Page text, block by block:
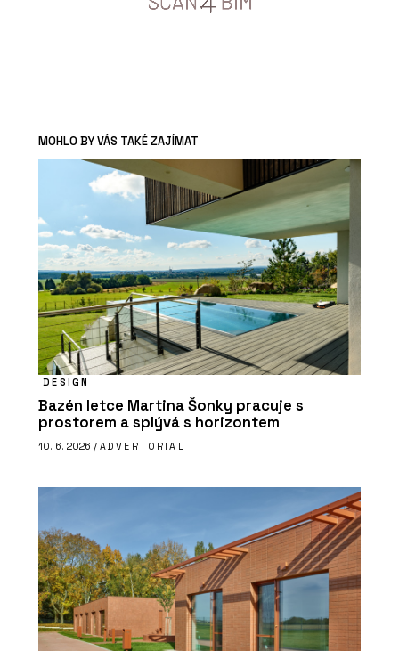
MOHLO BY VÁS TAKÉ ZAJÍMAT
DESIGN
Bazén letce Martina Šonky pracuje s
prostorem a splývá s horizontem
10. 6. 2026 / ADVERTORIAL